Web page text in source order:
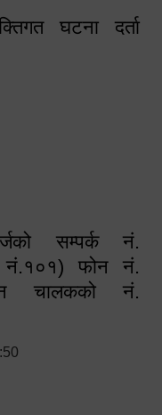
घटना दर्ता
सम्पर्क नं.
नं.१०१) फोन नं.
चालकको नं.